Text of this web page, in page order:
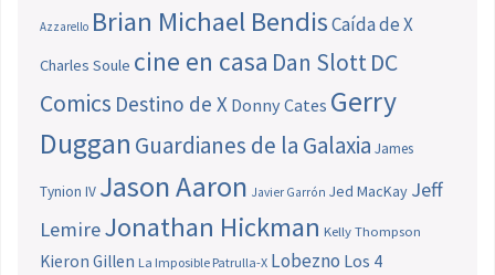
Azzarello Brian Michael BendisCaída de X
Charles Soule cine en casa Dan SlottDC
Comics Destino de X Donny Cates Gerry
Duggan Guardianes de la Galaxia James
Tynion IV Jason Aaron Javier Garrón Jed MacKay Jeff
LemireJonathan Hickman Kelly Thompson
Kieron Gillen La Imposible Patrulla-X Lobezno Los 4